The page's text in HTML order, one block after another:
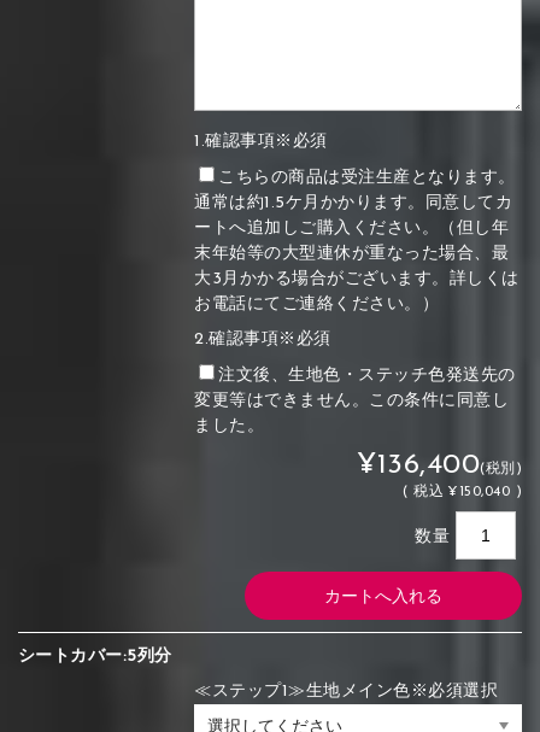
1.確認事項※必須
こちらの商品は受注生産となります。
通常は約1.5ケ月かかります。同意してカ
ートへ追加しご購入ください。（但し年
末年始等の大型連休が重なった場合、最
大3月かかる場合がございます。詳しくは
お電話にてご連絡ください。）
2.確認事項※必須
注文後、生地色・ステッチ色発送先の
変更等はできません。この条件に同意し
ました。
¥136,400(税別)
(税込 ¥150,040 )
数量
シートカバー:5列分
≪ステップ1≫生地メイン色※必須選択